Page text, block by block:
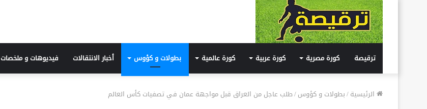
ترقيصة كورة مصرية كورة عربية كورة عالمية بطولات و كؤوس أخبار الانتقالات فيديوهات و ملخصات
الرئيسية/بطولات و كؤوس/طلب عاجل من العراق قبل مواجهة عمان في تصفيات كأس العالم